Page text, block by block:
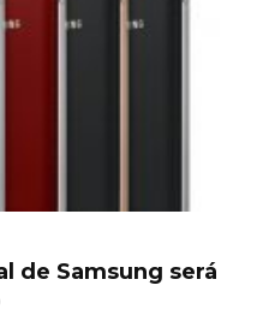
de Samsung será